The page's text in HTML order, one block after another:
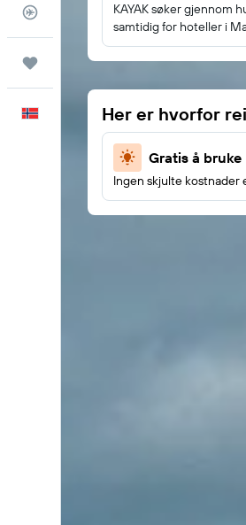
Reiser
KAYAK søker gjennom
samtidig for hoteller i
Her er hvorfor
Gratis å bruke
Ingen skjulte kostnader